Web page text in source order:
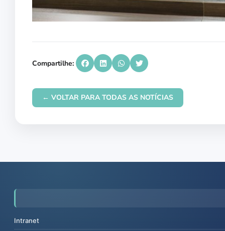
Compartilhe:
← VOLTAR PARA TODAS AS NOTÍCIAS
Intranet